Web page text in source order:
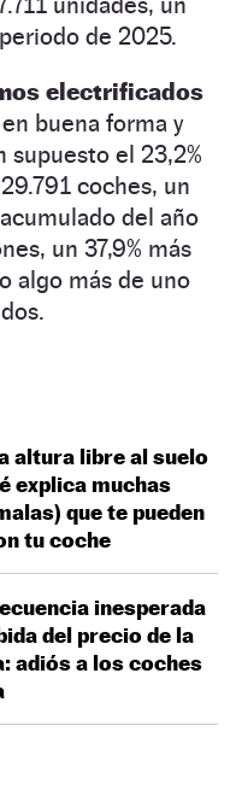
de 2025.
electrificados
buena forma y
el 23,2%
coches, un
del año
un 37,9% más
algo más de uno
altura libre al suelo
explica muchas
que te pueden
tu coche
inesperada
del precio de la
adiós a los coches